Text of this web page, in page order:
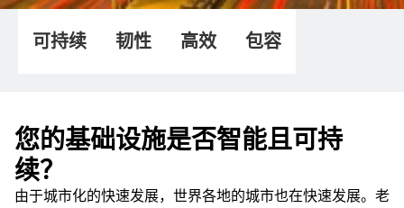
可持续 韧性 高效 包容
您的基础设施是否智能且可持
续？
由于城市化的快速发展，世界各地的城市也在快速发展。老